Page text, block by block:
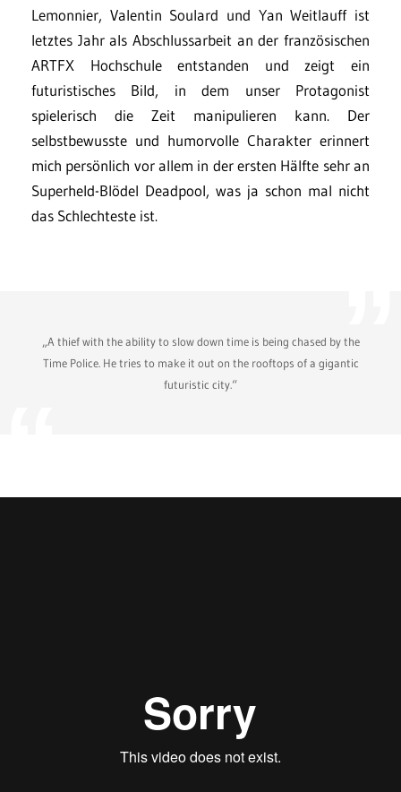
Lemonnier, Valentin Soulard und Yan Weitlauff ist
letztes Jahr als Abschlussarbeit an der französischen
ARTFX Hochschule entstanden und zeigt ein
futuristisches Bild, in dem unser Protagonist
spielerisch die Zeit manipulieren kann. Der
selbstbewusste und humorvolle Charakter erinnert
mich persönlich vor allem in der ersten Hälfte sehr an
Superheld-Blödel Deadpool, was ja schon mal nicht
das Schlechteste ist.
„A thief with the ability to slow down time is being chased by the
Time Police. He tries to make it out on the rooftops of a gigantic
futuristic city.“